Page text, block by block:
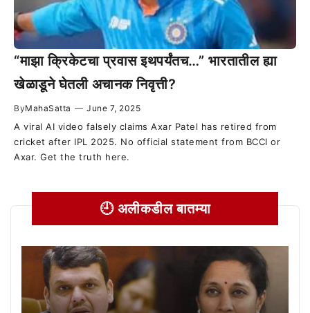
“माझा क्रिकेटचा प्रवास इथपर्यंतच…” भारतातील ह्या
खेळाडूने घेतली अचानक निवृत्ती?
ByMahaSatta — June 7, 2025
A viral AI video falsely claims Axar Patel has retired from
cricket after IPL 2025. No official statement from BCCI or
Axar. Get the truth here.
🕘 अलीकडील बातम्या